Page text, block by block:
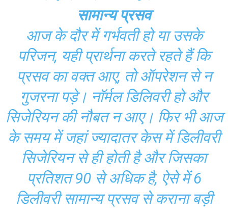
सामान्य प्रसव
आज के दौर में गर्भवती हो या उसके
परिजन, यही प्रार्थना करते रहते हैं कि
प्रसव का वक्त आए, तो ऑपरेशन से न
गुजरना पड़े। नॉर्मल डिलिवरी हो और
सिजेरियन की नौबत न आए। फिर भी आज
के समय में जहां ज्यादातर केस में डिलीवरी
सिजेरियन से ही होती है और जिसका
प्रतिशत 90 से अधिक है, ऐसे में 6
डिलीवरी सामान्य प्रसव से कराना बड़ी